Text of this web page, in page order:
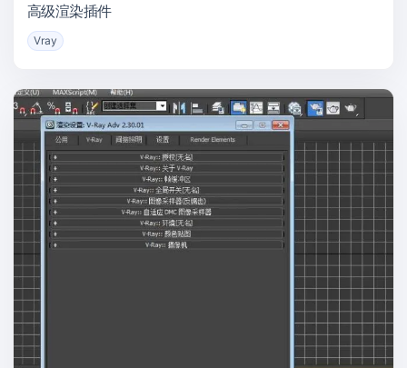
高级渲染插件
Vray